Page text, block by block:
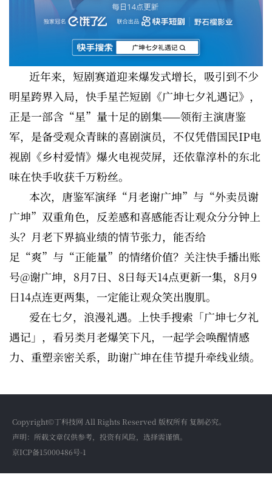
近年来，短剧赛道迎来爆发式增长，吸引到不少
明星跨界入局，快手星芒短剧《广坤七夕礼遇记》，
正是一部含“星”量十足的剧集——领衔主演唐鉴
军，是备受观众青睐的喜剧演员，不仅凭借国民IP电
视剧《乡村爱情》爆火电视荧屏，还依靠淳朴的东北
味在快手收获千万粉丝。
本次，唐鉴军演绎“月老谢广坤”与“外卖员谢
广坤”双重角色，反差感和喜感能否让观众分分钟上
头？月老下界搞业绩的情节张力，能否给
足“爽”与“正能量”的情绪价值？关注快手播出账
号@谢广坤，8月7日、8日每天14点更新一集，8月9
日14点连更两集，一定能让观众笑出腹肌。
爱在七夕，浪漫礼遇。上快手搜索「广坤七夕礼
遇记」，看另类月老爆笑下凡，一起学会唤醒情感
力、重塑亲密关系，助谢广坤在佳节提升牵线业绩。
Copyright©丁科技网 All Rights Reserved 版权所有 复制必究。
声明：所载文章仅供参考，投资有风险，选择需谨慎。
京ICP备15000486号-1